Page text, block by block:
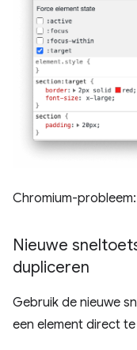
Chromium-probleem:
Nieuwe
dupliceren
Gebruik de nieuwe
een ​​element direct